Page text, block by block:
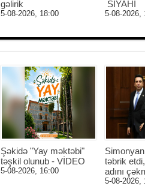
gəlirik
5-08-2026, 18:00
SİYAHI
5-08-2026,
Şəkidə "Yay məktəbi"
təşkil olunub - VİDEO
5-08-2026, 16:00
təbrik
adını
5-08-2026,